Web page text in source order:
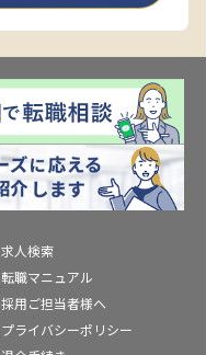
求人検索
転職マニュアル
採用ご担当者様へ
プライバシーポリシー